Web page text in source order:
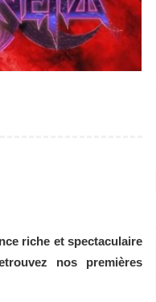
riche et spectaculaire
nos premières